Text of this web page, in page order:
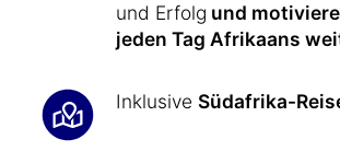
und Erfolg und
jeden Tag Afrikaans
Inklusive Südafrika-